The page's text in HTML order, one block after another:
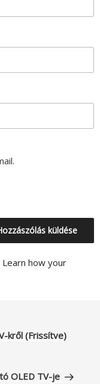
Learn how your
kről (Frissítve)
OLED TV-je